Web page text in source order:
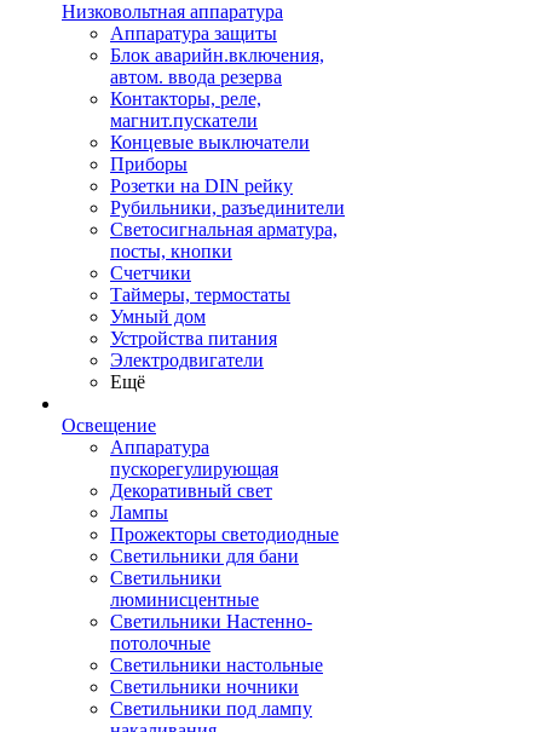
Низковольтная аппаратура
Аппаратура защиты
Блок аварийн.включения,
автом. ввода резерва
Контакторы, реле,
магнит.пускатели
Концевые выключатели
Приборы
Розетки на DIN рейку
Рубильники, разъединители
Светосигнальная арматура,
посты, кнопки
Счетчики
Таймеры, термостаты
Умный дом
Устройства питания
Электродвигатели
Ещё
Освещение
Аппаратура
пускорегулирующая
Декоративный свет
Лампы
Прожекторы светодиодные
Светильники для бани
Светильники
люминисцентные
Светильники Настенно-
потолочные
Светильники настольные
Светильники ночники
Светильники под лампу